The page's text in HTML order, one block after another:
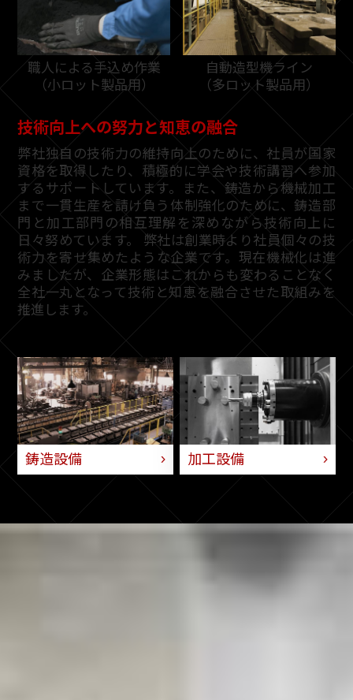
職人による手込め作業
（小ロット製品用）
自動造型機ライン
（多ロット製品用）
技術向上への努力と知恵の融合
弊社独自の技術力の維持向上のために、社員が国家
資格を取得したり、積極的に学会や技術講習へ参加
するサポートしています。また、鋳造から機械加工
まで一貫生産を請け負う体制強化のために、鋳造部
門と加工部門の相互理解を深めながら技術向上に
日々努めています。 弊社は創業時より社員個々の技
術力を寄せ集めたような企業です。現在機械化は進
みましたが、企業形態はこれからも変わることなく
全社一丸となって技術と知恵を融合させた取組みを
推進します。
鋳造設備 加工設備